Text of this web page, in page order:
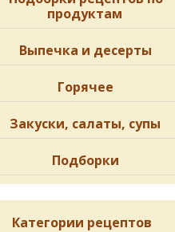
продуктам
Выпечка и десерты
Горячее
Закуски, салаты, супы
Подборки
Категории рецептов